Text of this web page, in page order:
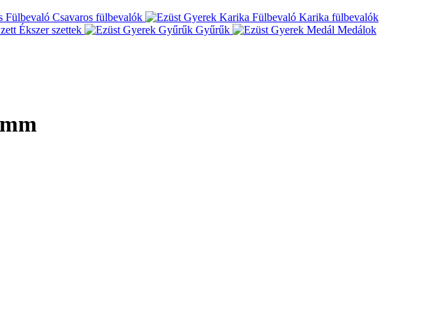
Csavaros fülbevalók
Karika fülbevalók
Ékszer szettek Gyűrűk Medálok